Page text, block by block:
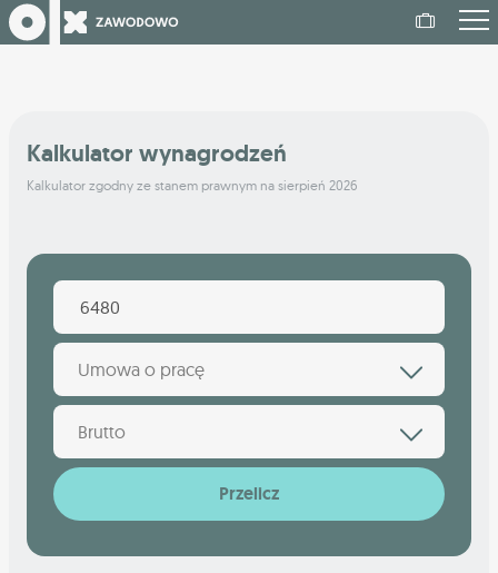
Kalkulator wynagrodzeń
Kalkulator zgodny ze stanem prawnym na sierpień 2026
Umowa o pracę
Brutto
Przelicz